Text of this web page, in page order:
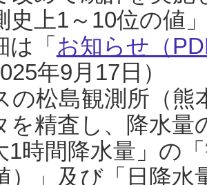
史上1～10位の値
「 お知らせ（
年9月17日）
の松島観測所（熊
を精査し、降水
1時間降水量」の
）」及び「日降